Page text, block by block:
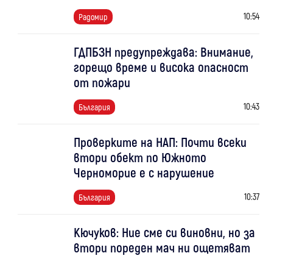
Радомир 10:54
ГДПБЗН предупреждава: Внимание,
горещо време и висока опасност
от пожари
България 10:43
Проверките на НАП: Почти всеки
втори обект по Южното
Черноморие е с нарушение
България 10:37
Кючуков: Ние сме си виновни, но за
втори пореден мач ни ощетяват